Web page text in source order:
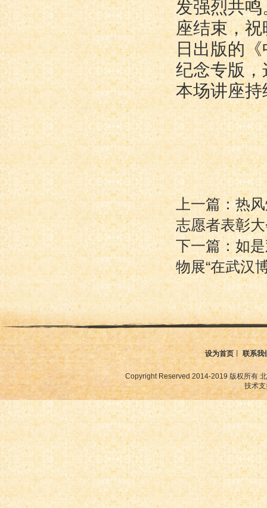
发强烈共
座结束，
日出版的《
纪念专版
本场讲座
上一篇：热
志愿者表彰
下一篇：如
物展“在武汉
设为首页丨联系我
Copyright Reserved 2014-2019 版权所有
技术